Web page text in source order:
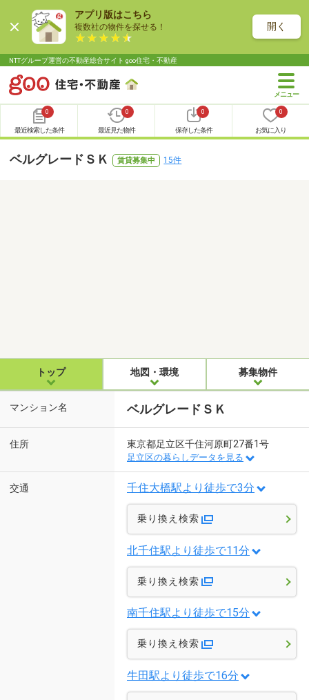
アプリ版はこちら
複数社の物件を探せる！ 開く
NTTグループ運営の不動産総合サイト goo住宅・不動産
0
最近検索した条件
0
最近見た物件
0
保存した条件
0
お気に入り
ベルグレードＳＫ 賃貸募集中 15件
トップ 地図・環境 募集物件
マンション名 ベルグレードＳＫ
住所 東京都足立区千住河原町27番1号
足立区の暮らしデータを見る
交通 千住大橋駅より徒歩で3分
乗り換え検索
北千住駅より徒歩で11分
乗り換え検索
南千住駅より徒歩で15分
乗り換え検索
牛田駅より徒歩で16分